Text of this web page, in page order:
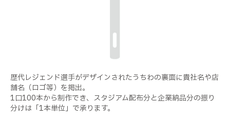
歴代レジェンド選手がデザインされたうちわの裏面に貴社名や店
舗名（ロゴ等）を掲出。
1口100本から制作でき、スタジアム配布分と企業納品分の振り
分けは「1本単位」で承ります。